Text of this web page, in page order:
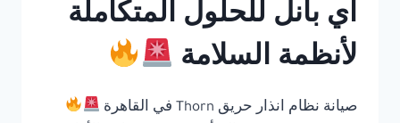
أي بانل للحلول المتكاملة
لأنظمة السلامة
صيانة نظام انذار حريق Thorn في القاهرة